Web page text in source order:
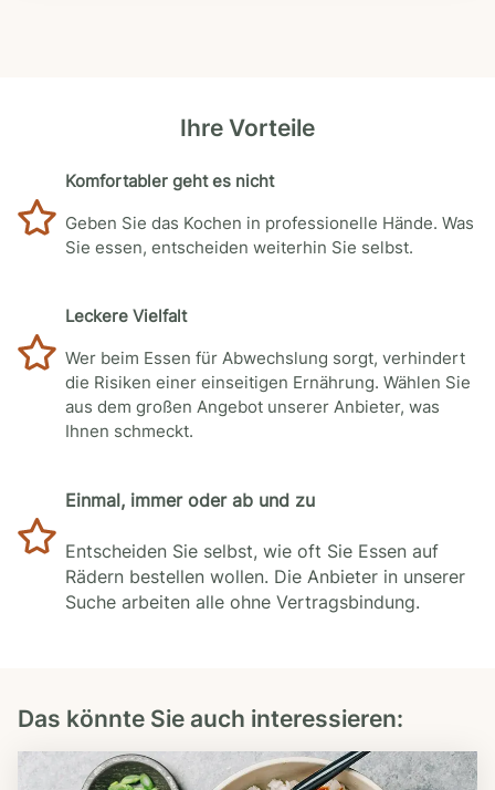
Ihre Vorteile
Komfortabler geht es nicht
Geben Sie das Kochen in professionelle Hände. Was
Sie essen, entscheiden weiterhin Sie selbst.
Leckere Vielfalt
Wer beim Essen für Abwechslung sorgt, verhindert
die Risiken einer einseitigen Ernährung. Wählen Sie
aus dem großen Angebot unserer Anbieter, was
Ihnen schmeckt.
Einmal, immer oder ab und zu
Entscheiden Sie selbst, wie oft Sie Essen auf
Rädern bestellen wollen. Die Anbieter in unserer
Suche arbeiten alle ohne Vertragsbindung.
Das könnte Sie auch interessieren: